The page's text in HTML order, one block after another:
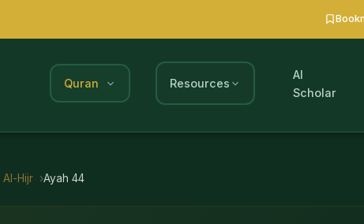
Quran Resources
AI
Scholar
Al-Hijr Ayah 44